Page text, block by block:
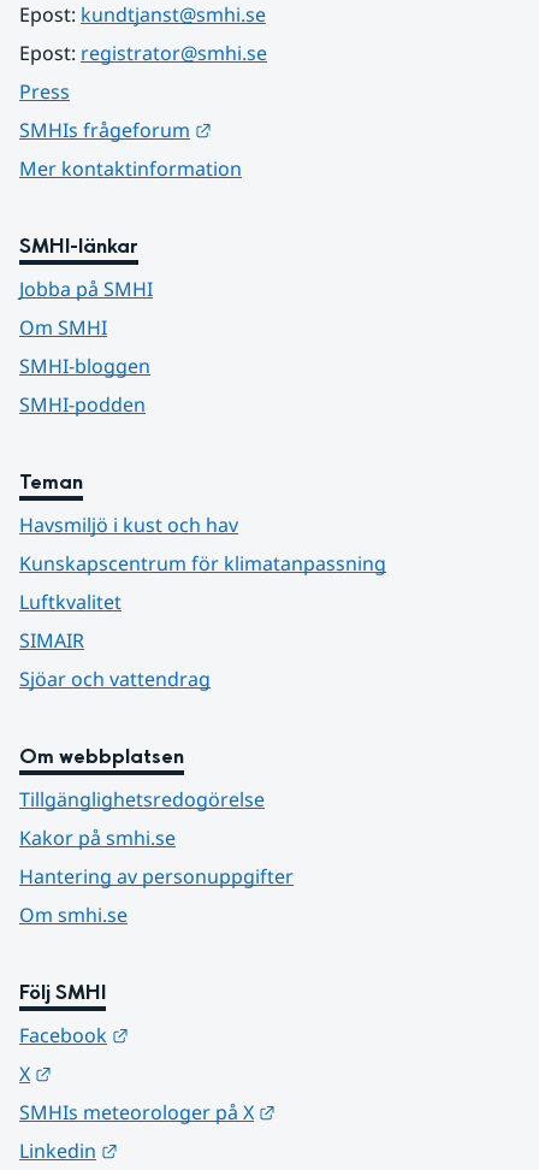
Epost: kundtjanst@smhi.se
Epost: registrator@smhi.se
Press
SMHIs frågeforum
Mer kontaktinformation
SMHI-länkar
Jobba på SMHI
Om SMHI
SMHI-bloggen
SMHI-podden
Teman
Havsmiljö i kust och hav
Kunskapscentrum för klimatanpassning
Luftkvalitet
SIMAIR
Sjöar och vattendrag
Om webbplatsen
Tillgänglighetsredogörelse
Kakor på smhi.se
Hantering av personuppgifter
Om smhi.se
Följ SMHI
Facebook
X
SMHIs meteorologer på X
Linkedin